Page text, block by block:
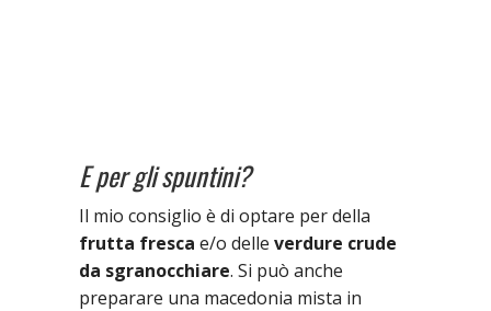
E per gli spuntini?
Il mio consiglio è di optare per della
frutta fresca e/o delle verdure crude
da sgranocchiare. Si può anche
preparare una macedonia mista in